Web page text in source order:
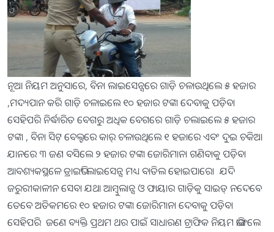
ନୂଆ ନିୟମ ଅନୁସାରେ, ବିନା ଲାଇସେନ୍ସରେ ଗାଡ଼ି ଚଳାଉଥିଲେ ୫ ହଜାର
,ମଦ୍ୟପାନ କରି ଗାଡ଼ି ଚଳାଇଲେ ୧୦ ହଜାର ଟଙ୍କା ଦେବାକୁ ପଡ଼ିବ।
ସେହିପରି ନିର୍ଦ୍ଧାରିତ ବେଗରୁ ଅଧିକ ବେଗରେ ଗାଡ଼ି ଚଲାଇଲେ ୫ ହଜାର
ଟଙ୍କା , ବିନା ସିଟ୍ ବେଲ୍ଟରେ କାର୍ ଚଳାଉଥିଲେ ୧ ହଜାରେ ଏବଂ ଦୁଇ ଚକିଆ
ଯାନରେ ୩ ଜଣ ବସିଲେ ୨ ହଜାର ଟଙ୍କା ଜୋରିମାନା ଗଣିବାକୁ ପଡ଼ିବ।
ଆବଶ୍ୟକସ୍ଥଳେ ଡ୍ରାଇଭିଂ ଲାଇସେନ୍ସ ମଧ୍ୟ ବାତିଲ ହୋଇପାରେ। ଯଦି
ଜରୁରୀକାଳୀନ ସେବା ଯଥା ଆମ୍ବୁଲାନ୍ସ ଓ ଫାୟାର ଗାଡ଼ିକୁ ସାଇଡ୍ ନଦେବେ
ତେବେ ଅତିକମରେ ୧୦ ହଜାର ଟଙ୍କା ଜୋରିମାନା ଦେବାକୁ ପଡ଼ିବ।
ସେହିପରି ଜଣେ ବ୍ୟକ୍ତି ପ୍ରଥମ ଥର ପାଇଁ ସାଧାରଣ ଟ୍ରାଫିକ ନିୟମ ଭାଙ୍ଗିଲେ